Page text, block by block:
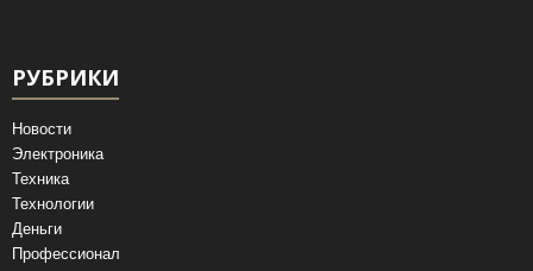
РУБРИКИ
Новости
Электроника
Техника
Технологии
Деньги
Профессионал